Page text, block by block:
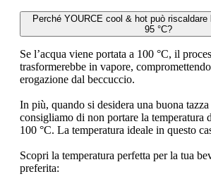
Perché YOURCE cool & hot può riscaldare
95 °C?
Se l’acqua viene portata a 100 °C, il
trasformerebbe in vapore,
erogazione dal beccuccio.
In più, quando si desidera una buona
consigliamo di non portare la temperatura
100 °C. La temperatura ideale in questo
Scopri la temperatura perfetta per la tua
preferita: